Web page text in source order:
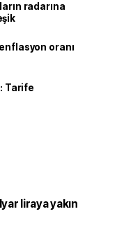
radarına
oranı
Tarife
liraya yakın